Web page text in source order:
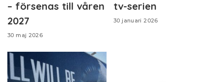
– försenas till våren
2027
30 maj 2026
tv-serien
30 januari 2026